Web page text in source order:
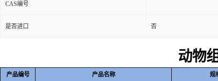
CAS编号
是否进口 否
动物
产品编号 产品名称 规